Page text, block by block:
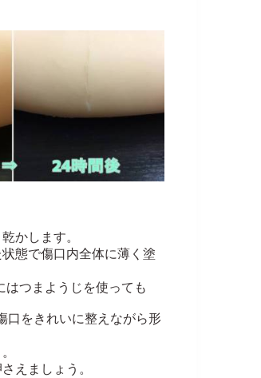
かします。
態で傷口内全体に薄く塗
つまようじを使っても
口をきれいに整えながら形
えましょう。